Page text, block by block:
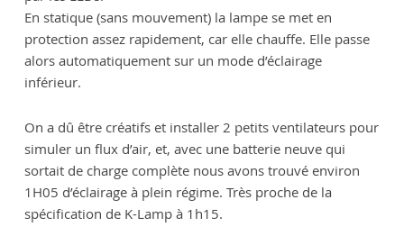
En statique (sans mouvement) la lampe se met en
protection assez rapidement, car elle chauffe. Elle passe
alors automatiquement sur un mode d’éclairage
inférieur.
On a dû être créatifs et installer 2 petits ventilateurs pour
simuler un flux d’air, et, avec une batterie neuve qui
sortait de charge complète nous avons trouvé environ
1H05 d’éclairage à plein régime. Très proche de la
spécification de K-Lamp à 1h15.